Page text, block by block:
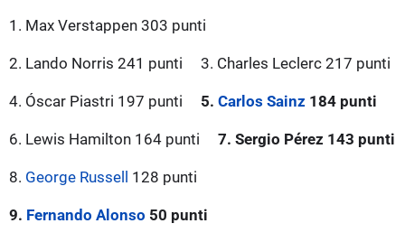
1. Max Verstappen 303 punti
2. Lando Norris 241 punti 3. Charles Leclerc 217 punti
4. Óscar Piastri 197 punti 5. Carlos Sainz 184 punti
6. Lewis Hamilton 164 punti 7. Sergio Pérez 143 punti
8. George Russell 128 punti
9. Fernando Alonso 50 punti